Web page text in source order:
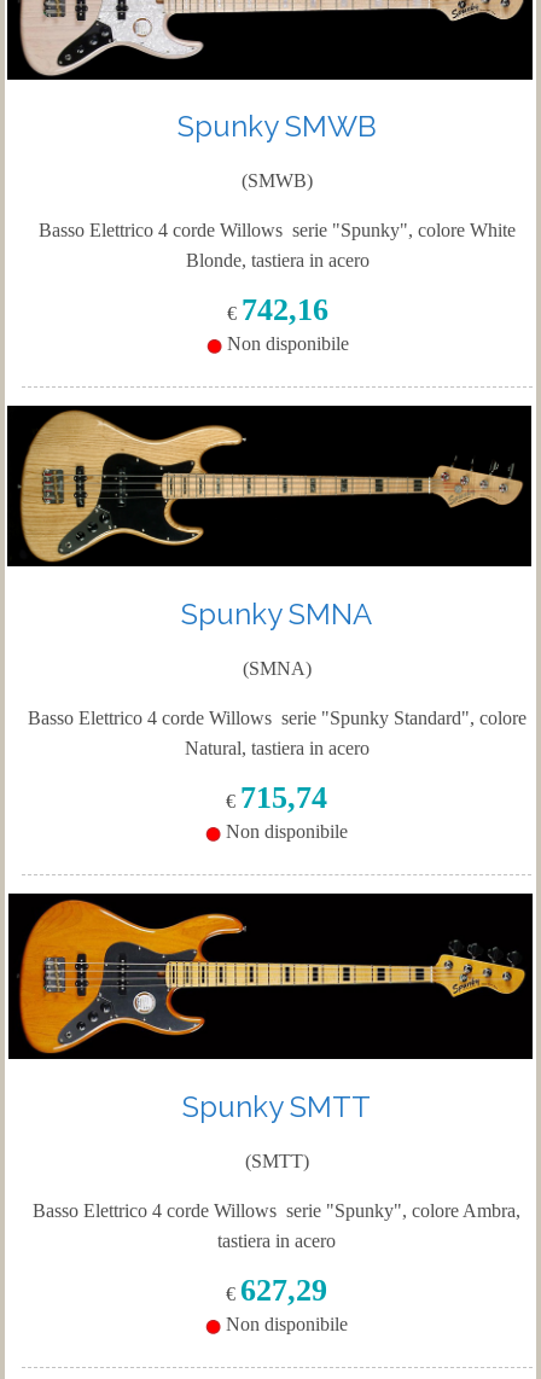
Spunky SMWB
(SMWB)
Basso Elettrico 4 corde Willows serie "Spunky", colore White
Blonde, tastiera in acero
€ 742,16
Non disponibile
Spunky SMNA
(SMNA)
Basso Elettrico 4 corde Willows serie "Spunky Standard", colore
Natural, tastiera in acero
€ 715,74
Non disponibile
Spunky SMTT
(SMTT)
Basso Elettrico 4corde Willowsserie "Spunky",colore Ambra,
tastiera inacero
€ 627,29
Non disponibile